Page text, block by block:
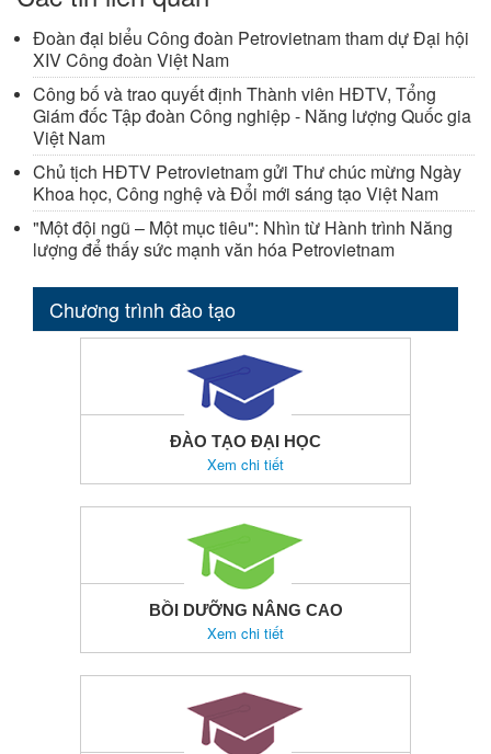
Đoàn đại biểu Công đoàn Petrovietnam tham dự Đại hội
XIV Công đoàn Việt Nam
Công bố và trao quyết định Thành viên HĐTV, Tổng
Giám đốc Tập đoàn Công nghiệp - Năng lượng Quốc gia
Việt Nam
Chủ tịch HĐTV Petrovietnam gửi Thư chúc mừng Ngày
Khoa học, Công nghệ và Đổi mới sáng tạo Việt Nam
"Một đội ngũ – Một mục tiêu": Nhìn từ Hành trình Năng
lượng để thấy sức mạnh văn hóa Petrovietnam
Chương trình đào tạo
ĐÀO TẠO ĐẠI HỌC
Xem chi tiết
BỒI DƯỠNG NÂNG CAO
Xem chi tiết